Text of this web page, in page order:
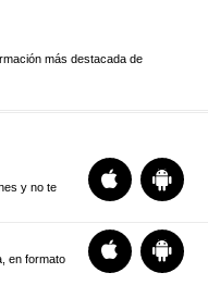
más destacada de
y no te
en formato